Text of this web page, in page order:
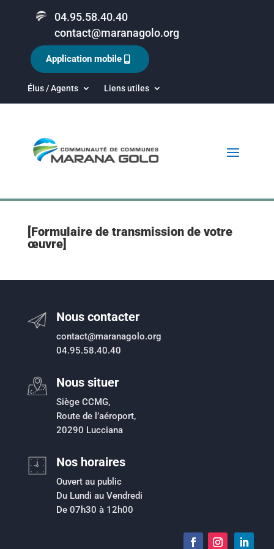
04.95.58.40.40
contact@maranagolo.org
Élus / Agents Liens utiles
Application mobile
[Formulaire de transmission de votre
œuvre]
Nous contacter
contact@maranagolo.org
04.95.58.40.40
Nous situer
Siège CCMG,
Route de l’aéroport,
20290 Lucciana
Nos horaires
Ouvert au public
Du Lundi au Vendredi
De 07h30 à 12h00